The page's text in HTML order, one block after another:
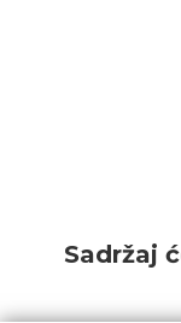
Sadržaj